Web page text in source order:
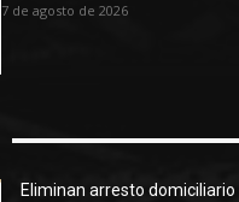
7 de agosto de 2026
Eliminan arresto